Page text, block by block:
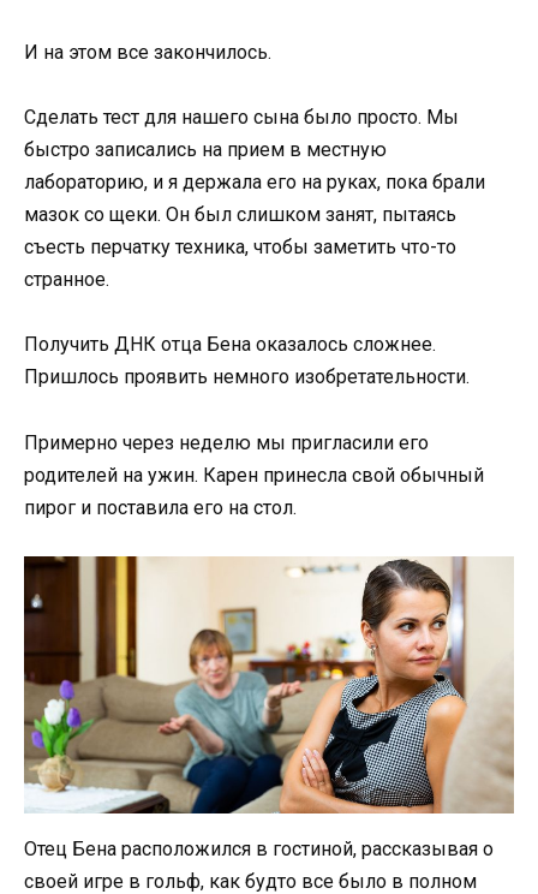
И на этом все закончилось.
Сделать тест для нашего сына было просто. Мы
быстро записались на прием в местную
лабораторию, и я держала его на руках, пока брали
мазок со щеки. Он был слишком занят, пытаясь
съесть перчатку техника, чтобы заметить что-то
странное.
Получить ДНК отца Бена оказалось сложнее.
Пришлось проявить немного изобретательности.
Примерно через неделю мы пригласили его
родителей на ужин. Карен принесла свой обычный
пирог и поставила его на стол.
Отец Бена расположился в гостиной, рассказывая о
своей игре в гольф, как будто все было в полном